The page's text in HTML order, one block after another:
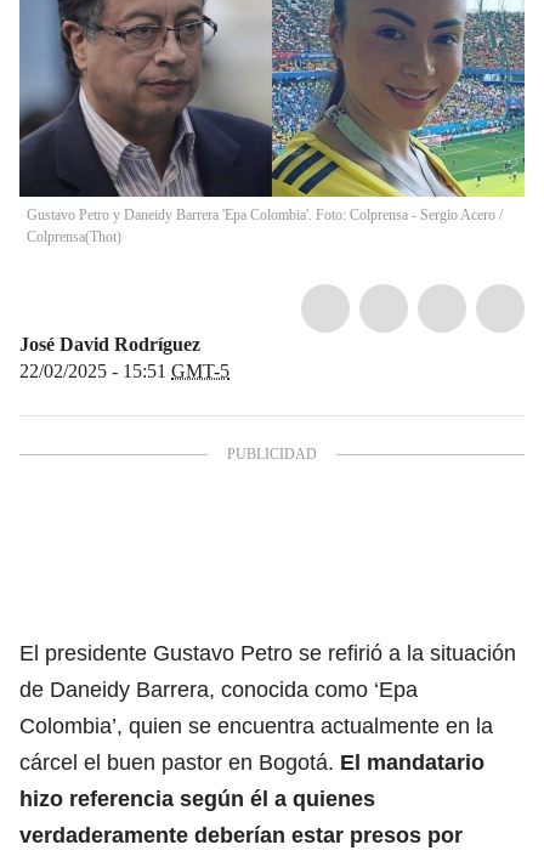
Gustavo Petro y Daneidy Barrera 'Epa Colombia'. Foto: Colprensa - Sergio Acero /
Colprensa(Thot)
José David Rodríguez
22/02/2025 - 15:51 GMT-5
El presidente Gustavo Petro se refirió a la situación
de Daneidy Barrera, conocida como ‘Epa
Colombia’, quien se encuentra actualmente en la
cárcel el buen pastor en Bogotá. El mandatario
hizo referencia según él a quienes
verdaderamente deberían estar presos por